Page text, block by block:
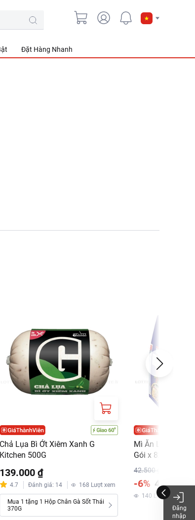
Đặt Hàng Nhanh
Chả Lụa Bì Ớt Xiêm Xanh G
Kitchen 500G
139.000 ₫
4.7 Đánh giá: 14 168 Lượt xem
Mua 1 tặng 1 Hộp Chân Gà Sốt Thái
370G
Mì Ăn Liền Đệ
Gói x 82G
42.500 ₫
-6% 40.000 ₫
140 Lượt xem
Đăng
nhập